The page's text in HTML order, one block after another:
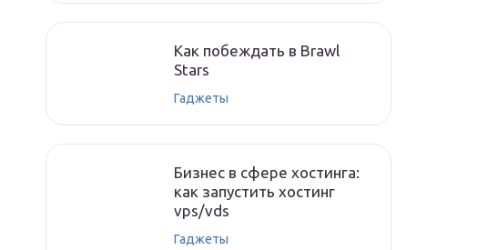
Как побеждать в Brawl
Stars
Гаджеты
Бизнес в сфере хостинга:
как запустить хостинг
vps/vds
Гаджеты